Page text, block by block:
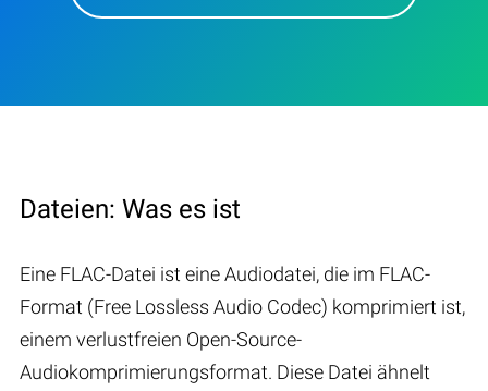
Dateien: Was es ist
Eine FLAC-Datei ist eine Audiodatei, die im FLAC-
Format (Free Lossless Audio Codec) komprimiert ist,
einem verlustfreien Open-Source-
Audiokomprimierungsformat. Diese Datei ähnelt